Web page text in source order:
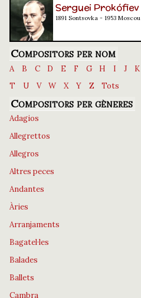
Serguei Prokófiev
1891 Sontsovka - 1953 Moscou
Compositors per nom
A B C D E F G H I J K
T
U V W X Y Z Tots
Compositors per gèneres
Adagios
Allegrettos
Allegros
Altres peces
Andantes
Àries
Arranjaments
Bagatel·les
Balades
Ballets
Cambra